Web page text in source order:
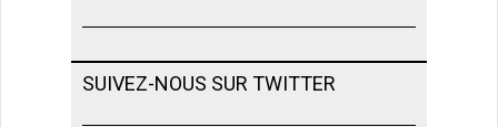
SUIVEZ-NOUS SUR TWITTER